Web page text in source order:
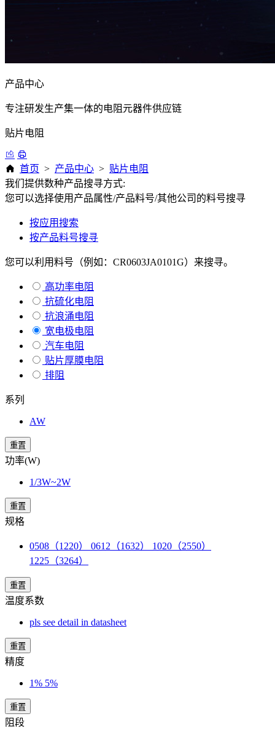
产品中心
专注研发生产集一体的电阻元器件供应链
贴片电阻
首页 > 产品中心 > 贴片电阻
我们提供数种产品搜寻方式:
您可以选择使用产品属性/产品料号/其他公司的料号搜寻
按应用搜索
按产品料号搜寻
您可以利用料号（例如：CR0603JA0101G）来搜寻。
高功率电阻
抗硫化电阻
抗浪涌电阻
宽电极电阻
汽车电阻
贴片厚膜电阻
排阻
系列
AW
重置
功率(W)
1/3W~2W
重置
规格
0508（1220） 0612（1632） 1020（2550）
1225（3264）
重置
温度系数
pls see detail in datasheet
重置
精度
1% 5%
重置
阻段